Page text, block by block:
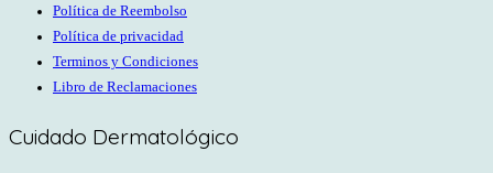
Política de Reembolso
Política de privacidad
Terminos y Condiciones
Libro de Reclamaciones
Cuidado Dermatológico